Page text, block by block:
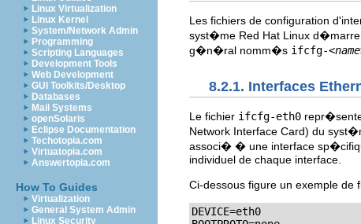
Linux Virtualization
Linux Kernel
System/Network Admin
Programming
Scripting Languages
Development Tools
Web Development
GUI Toolkits/Desktop
Databases
Mail Systems
openSolaris
Eclipse Documentation
Techotopia.com
Virtuatopia.com
Answertopia.com
How To Guides
Virtualization
General System Admin
Linux Security
Les fichiers de configuration
syst�me Red Hat Linux
g�n�ral nomm�s ifcfg-
8.2.1. Interfaces
Le fichier ifcfg-eth0
Network Interface Card) du
associ� � une interface
individuel de chaque interface.
Ci-dessous figure un exemple de
DEVICE=eth0